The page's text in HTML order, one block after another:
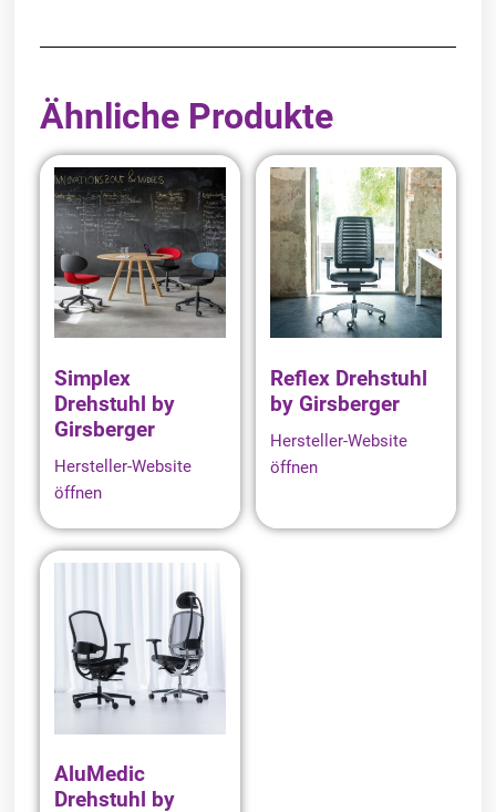
Ähnliche Produkte
Simplex
Drehstuhl by
Girsberger
Hersteller-Website
öffnen
Reflex Drehstuhl
by Girsberger
Hersteller-Website
öffnen
AluMedic
Drehstuhl by